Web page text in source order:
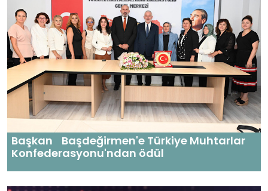
Başkan Başdeğirmen'e Türkiye Muhtarlar
Konfederasyonu'ndan ödül